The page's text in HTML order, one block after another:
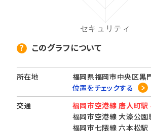
このグラフについて
所在地
福岡県福岡市中央区
位置をチェックする
交通
福岡市空港線 唐人町駅
福岡市空港線 大濠公園
福岡市七隈線 六本松駅